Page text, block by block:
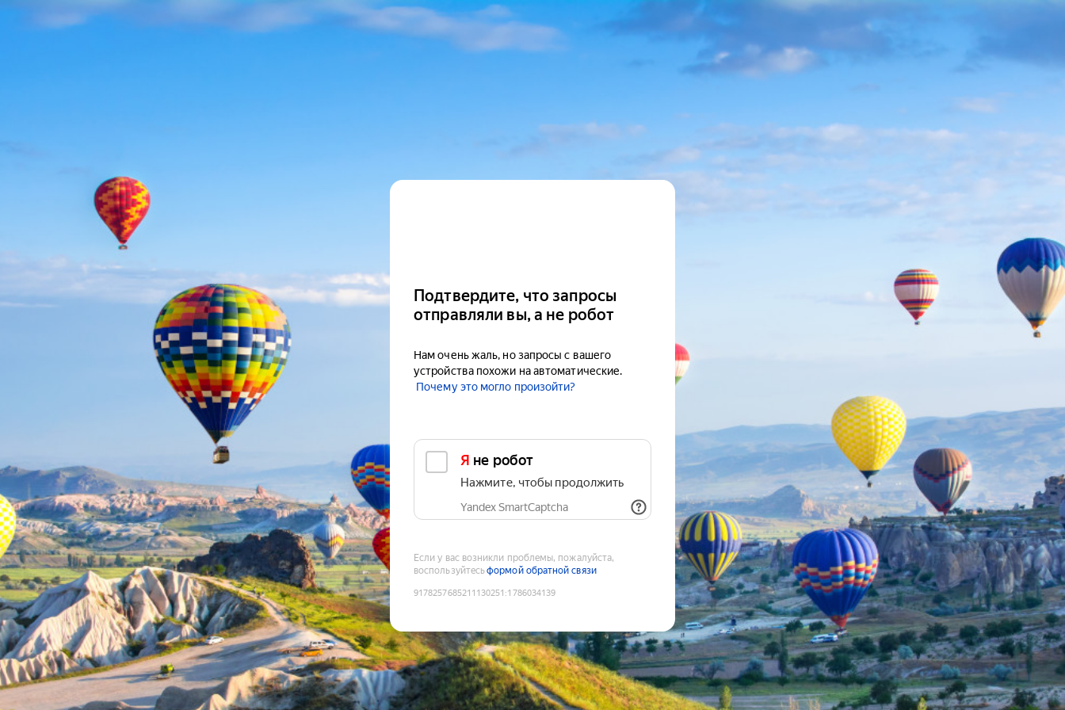
Подтвердите, что запросы
отправляли вы, а не робот
Нам очень жаль, но запросы с вашего
устройства похожи на автоматические.
Почему это могло произойти?
Я не робот
Нажмите, чтобы продолжить
Yandex SmartCaptcha
Если у вас возникли проблемы, пожалуйста,
воспользуйтесьформой обратной связи
9178257685211130251 :1786034139